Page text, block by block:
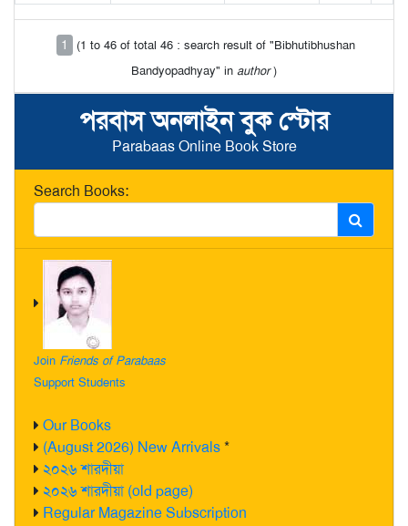
পরবাস অনলাইন বুক স্টোর
Parabaas Online Book Store
Search Books:
Join Friends of Parabaas
Support Students
Our Books
(August 2026) New Arrivals*
২০২৬ শারদীয়া
২০২৬ শারদীয়া (old page)
Regular Magazine Subscription
1
(1 to 46 of total 46 : search result of "Bibhutibhushan
Bandyopadhyay" in author)